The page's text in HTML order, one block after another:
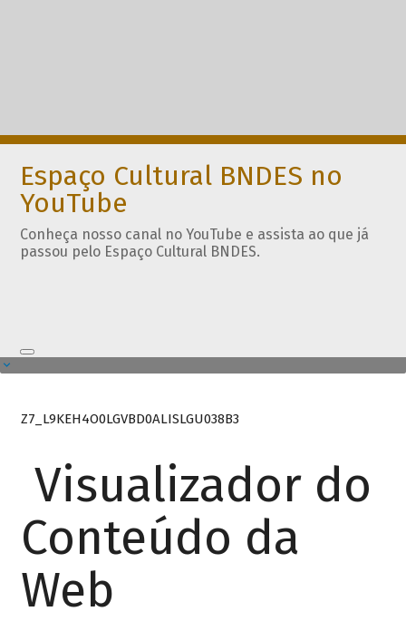
Espaço Cultural BNDES no
YouTube
Conheça nosso canal no YouTube e assista ao que já
passou pelo Espaço Cultural BNDES.
Z7_L9KEH4O0LGVBD0ALISLGU038B3
Visualizador do
Conteúdo da
Web